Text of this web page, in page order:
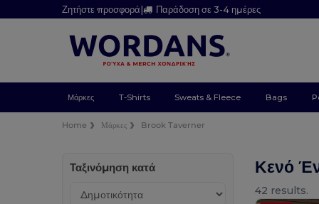
Ζητήστε προσφορά| Παράδοση σε 3-4 ημέρες
Μάρκες T-Shirts Sweats & Fleece Bags
Home Μάρκες Brook Taverner
Ταξινόμηση κατά Κενό
42 results.